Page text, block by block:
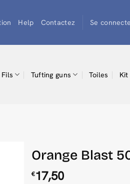
Help Contactez Se
Fils Tufting guns Toiles
Orange Blast
€17,50